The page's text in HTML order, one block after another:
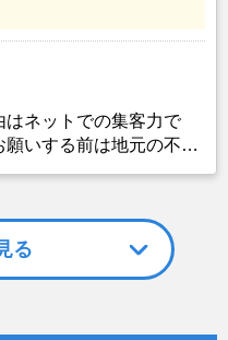
はネットでの集客力で
いする前は地元の不動
んでした。そこでそれ
いるランドネットにお
る